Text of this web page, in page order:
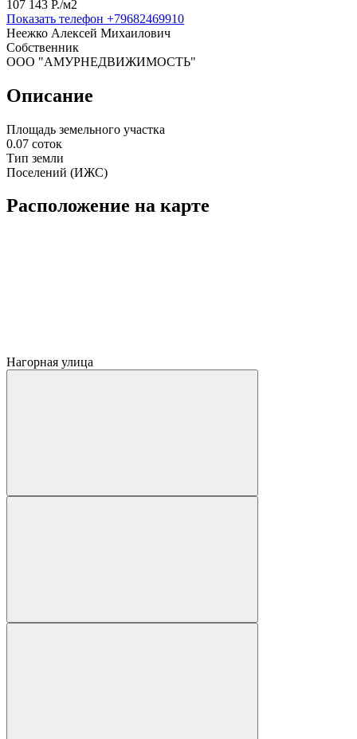
107 143 P./м2
Показать телефон +79682469910
Неежко Алексей Михаилович
Собственник
ООО "АМУРНЕДВИЖИМОСТЬ"
Описание
Площадь земельного участка
0.07 соток
Тип земли
Поселений (ИЖС)
Расположение на карте
Нагорная улица